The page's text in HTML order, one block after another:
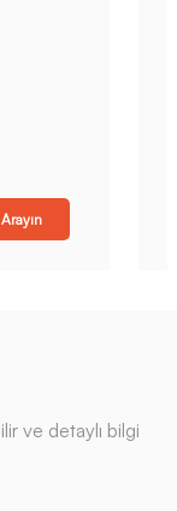
ve detaylı bilgi